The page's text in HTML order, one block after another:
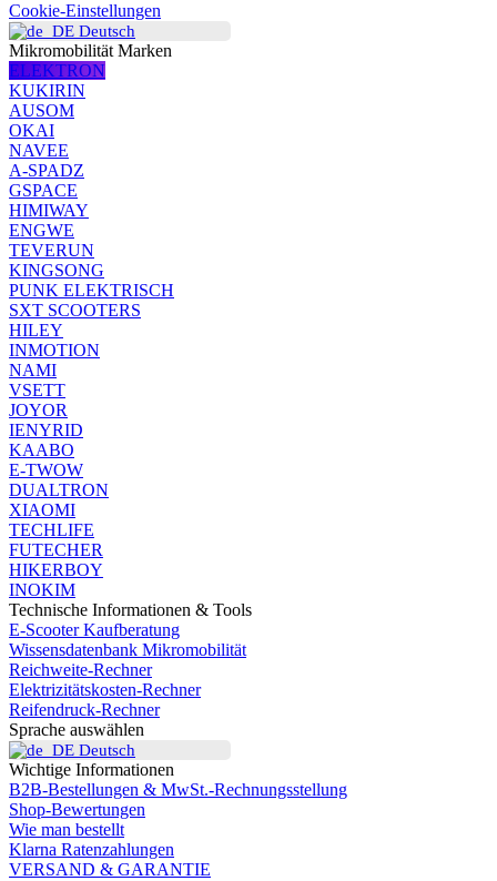
Cookie-Einstellungen
Deutsch
Mikromobilität Marken
ELEKTRON
KUKIRIN
AUSOM
OKAI
NAVEE
A-SPADZ
GSPACE
HIMIWAY
ENGWE
TEVERUN
KINGSONG
PUNK ELEKTRISCH
SXT SCOOTERS
HILEY
INMOTION
NAMI
VSETT
JOYOR
IENYRID
KAABO
E-TWOW
DUALTRON
XIAOMI
TECHLIFE
FUTECHER
HIKERBOY
INOKIM
Technische Informationen & Tools
E-Scooter Kaufberatung
Wissensdatenbank Mikromobilität
Reichweite-Rechner
Elektrizitätskosten-Rechner
Reifendruck-Rechner
Sprache auswählen
Deutsch
Wichtige Informationen
B2B-Bestellungen & MwSt.-Rechnungsstellung
Shop-Bewertungen
Wie man bestellt
Klarna Ratenzahlungen
VERSAND & GARANTIE